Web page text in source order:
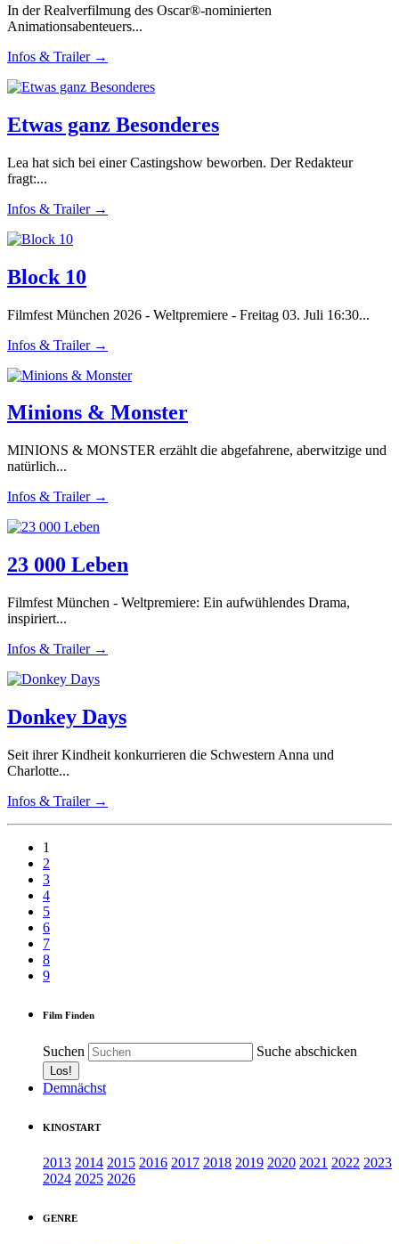
In der Realverfilmung des Oscar®-nominierten
Animationsabenteuers...
Infos & Trailer →
Etwas ganz Besonderes
Lea hat sich bei einer Castingshow beworben. Der Redakteur
fragt:...
Infos & Trailer →
Block 10
Filmfest München 2026 - Weltpremiere - Freitag 03. Juli 16:30...
Infos & Trailer →
Minions & Monster
MINIONS & MONSTER erzählt die abgefahrene, aberwitzige und
natürlich...
Infos & Trailer →
23 000 Leben
Filmfest München - Weltpremiere: Ein aufwühlendes Drama,
inspiriert...
Infos & Trailer →
Donkey Days
Seit ihrer Kindheit konkurrieren die Schwestern Anna und
Charlotte...
Infos & Trailer →
1
2
3
4
5
6
7
8
9
Film Finden
Suchen Suche abschicken
Demnächst
KINOSTART
2013 2014 2015 2016 2017 2018 2019 2020 2021 2022 2023
2024 2025 2026
GENRE